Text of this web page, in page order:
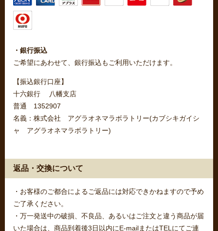
・銀行振込
ご希望にあわせて、銀行振込もご利用いただけます。
【振込銀行口座】
十六銀行 八幡支店
普通 1352907
名義：株式会社 アグラオネマラボラトリー(カブシキガイシ
ャ アグラオネマラボラトリー)
返品・交換について
・お客様のご都合によるご返品には対応できかねますので予め
ご了承ください。
・万一発送中の破損、不良品、あるいはご注文と違う商品が届
いた場合は、商品到着後3日以内にE-mailまたはTELにてご連